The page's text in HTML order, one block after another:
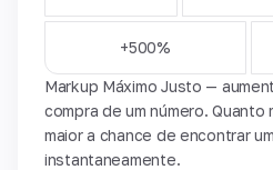
+500%
Markup Máximo Justo —
compra de um número. Quanto
maior a chance de encontrar
instantaneamente.